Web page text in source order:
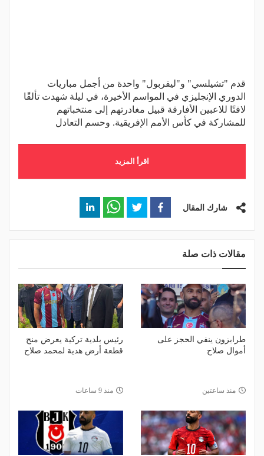
قدم "تشيلسي" و"ليفربول" واحدة من أجمل مباريات
الدوري الإنجليزي في المواسم الأخيرة، في ليلة شهدت تألقًا
لافتًا للاعبين الأفارقة قبيل مغادرتهم إلى منتخباتهم
للمشاركة في كأس الأمم الإفريقية. وحسم التعادل
اقرأ المزيد
شارك المقال
مقالات ذات صلة
طرابزون ينفي الحجز على
أموال صلاح
منذ ساعتين
رئيس بلدية تركية يعرض منح
قطعة أرض هدية لمحمد صلاح
منذ 9 ساعات